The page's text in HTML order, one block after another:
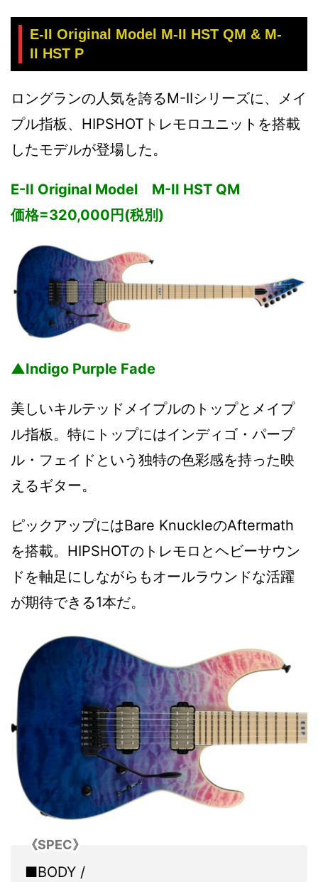
E-II Original Model M-II HST QM & M-
II HST P
ロングランの人気を誇るM-IIシリーズに、メイ
プル指板、HIPSHOTトレモロユニットを搭載
したモデルが登場した。
E-II Original Model M-II HST QM
価格=320,000円(税別)
▲Indigo Purple Fade
美しいキルテッドメイプルのトップとメイプ
ル指板。特にトップにはインディゴ・パープ
ル・フェイドという独特の色彩感を持った映
えるギター。
ピックアップにはBare KnuckleのAftermath
を搭載。HIPSHOTのトレモロとヘビーサウン
ドを軸足にしながらもオールラウンドな活躍
が期待できる1本だ。
《SPEC》
■BODY /